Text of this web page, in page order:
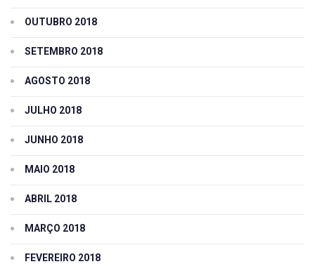
OUTUBRO 2018
SETEMBRO 2018
AGOSTO 2018
JULHO 2018
JUNHO 2018
MAIO 2018
ABRIL 2018
MARÇO 2018
FEVEREIRO 2018